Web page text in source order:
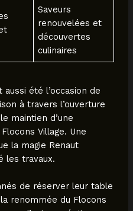
Saveurs
renouvelées et
découvertes
culinaires
été l’occasion de
à travers l’ouverture
maintien d’une
Village. Une
la magie Renaut
les travaux.
de réserver leur table
renommée du Flocons